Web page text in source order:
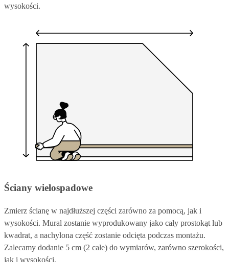
wysokości.
Ściany wielospadowe
Zmierz ścianę w najdłuższej części zarówno za pomocą, jak i
wysokości. Mural zostanie wyprodukowany jako cały prostokąt lub
kwadrat, a nachylona część zostanie odcięta podczas montażu.
Zalecamy dodanie 5 cm (2 cale) do wymiarów, zarówno szerokości,
jak i wysokości.